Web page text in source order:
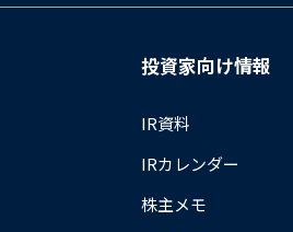
投資家向け情報
IR資料
IRカレンダー
株主メモ